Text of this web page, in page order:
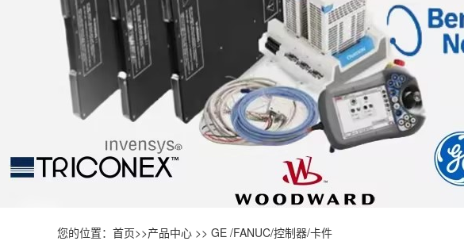
您的位置： 首页>>产品中心 >> GE /FANUC/控制器/卡件